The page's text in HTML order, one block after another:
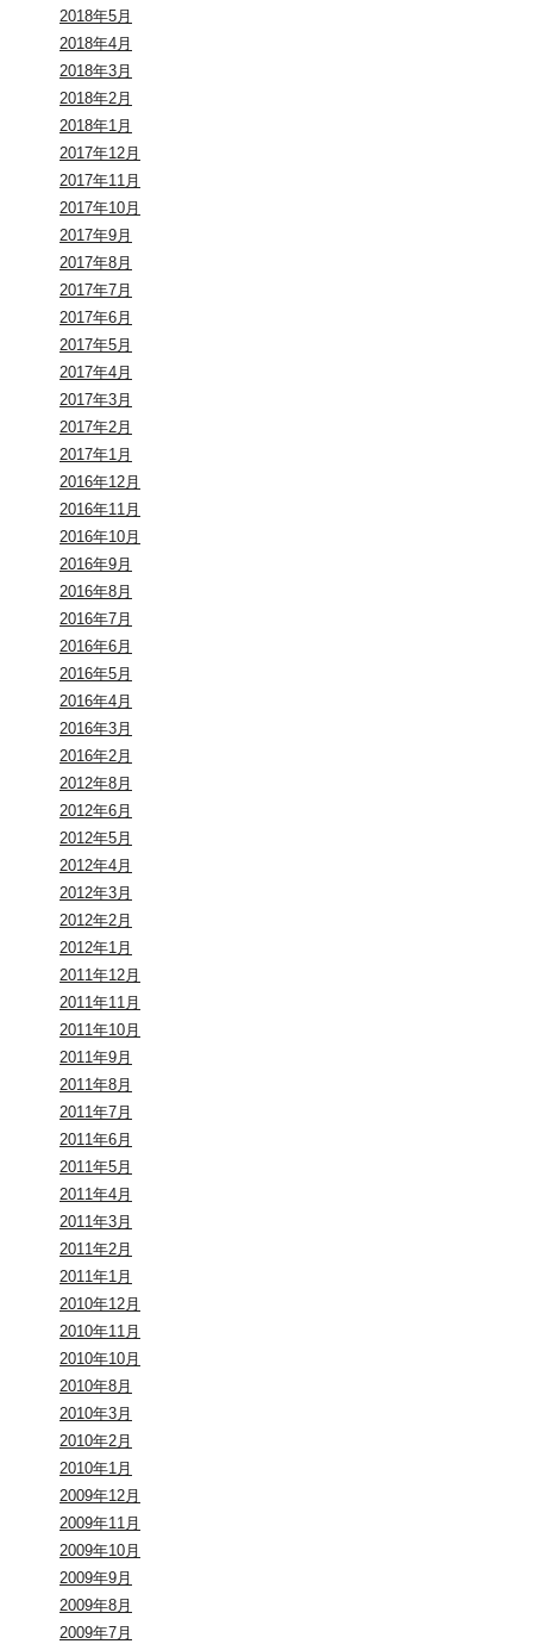
2018年5月
2018年4月
2018年3月
2018年2月
2018年1月
2017年12月
2017年11月
2017年10月
2017年9月
2017年8月
2017年7月
2017年6月
2017年5月
2017年4月
2017年3月
2017年2月
2017年1月
2016年12月
2016年11月
2016年10月
2016年9月
2016年8月
2016年7月
2016年6月
2016年5月
2016年4月
2016年3月
2016年2月
2012年8月
2012年6月
2012年5月
2012年4月
2012年3月
2012年2月
2012年1月
2011年12月
2011年11月
2011年10月
2011年9月
2011年8月
2011年7月
2011年6月
2011年5月
2011年4月
2011年3月
2011年2月
2011年1月
2010年12月
2010年11月
2010年10月
2010年8月
2010年3月
2010年2月
2010年1月
2009年12月
2009年11月
2009年10月
2009年9月
2009年8月
2009年7月